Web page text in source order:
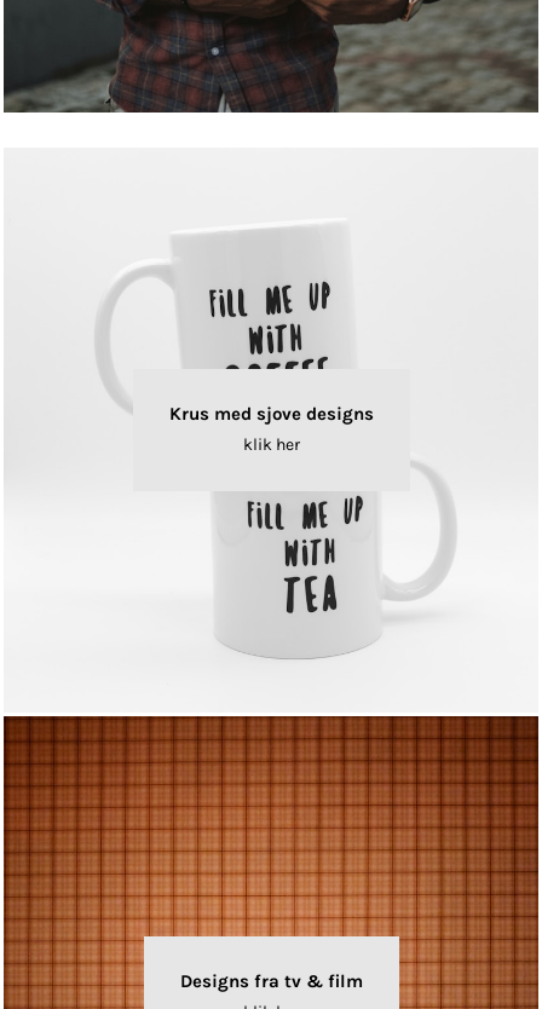
Krus med sjove designs
klik her
Designs fra tv & film